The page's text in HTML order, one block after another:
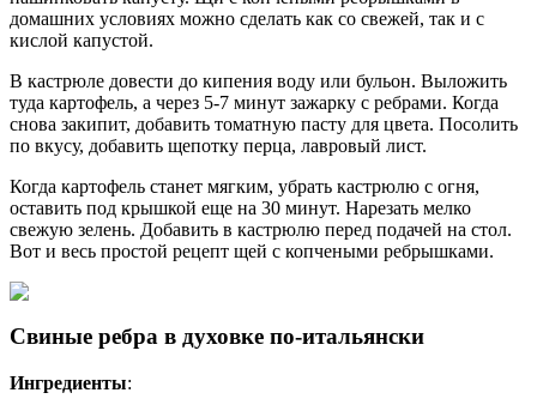
домашних условиях можно сделать как со свежей, так и с
кислой капустой.
В кастрюле довести до кипения воду или бульон. Выложить
туда картофель, а через 5-7 минут зажарку с ребрами. Когда
снова закипит, добавить томатную пасту для цвета. Посолить
по вкусу, добавить щепотку перца, лавровый лист.
Когда картофель станет мягким, убрать кастрюлю с огня,
оставить под крышкой еще на 30 минут. Нарезать мелко
свежую зелень. Добавить в кастрюлю перед подачей на стол.
Вот и весь простой рецепт щей с копчеными ребрышками.
Свиные ребра в духовке по-итальянски
Ингредиенты: